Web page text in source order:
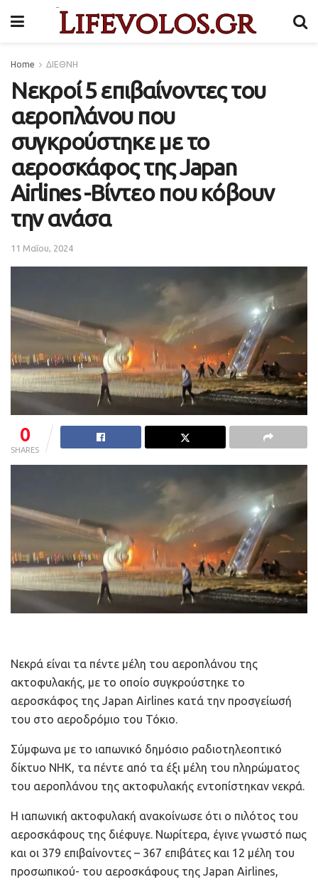
Home ΔΙΕΘΝΗ
Νεκροί 5 επιβαίνοντες του
αεροπλάνου που
συγκρούστηκε με το
αεροσκάφος της Japan
Airlines -Βίντεο που κόβουν
την ανάσα
11 Μαΐου, 2024
0
SHARES
Νεκρά είναι τα πέντε μέλη του αεροπλάνου της
ακτοφυλακής, με το οποίο συγκρούστηκε το
αεροσκάφος της Japan Airlines κατά την προσγείωσή
του στο αεροδρόμιο του Τόκιο.
Σύμφωνα με το ιαπωνικό δημόσιο ραδιοτηλεοπτικό
δίκτυο NHK, τα πέντε από τα έξι μέλη του πληρώματος
του αεροπλάνου της ακτοφυλακής εντοπίστηκαν νεκρά.
Η ιαπωνική ακτοφυλακή ανακοίνωσε ότι ο πιλότος του
αεροσκάφους της διέφυγε. Νωρίτερα, έγινε γνωστό πως
και οι 379 επιβαίνοντες – 367 επιβάτες και 12 μέλη του
προσωπικού- του αεροσκάφους της Japan Airlines,